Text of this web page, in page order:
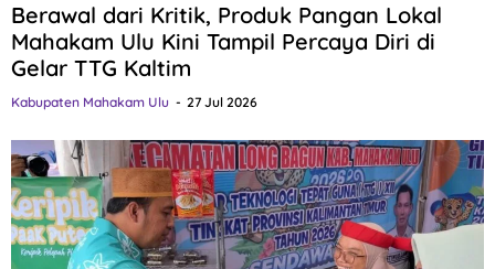
Berawal dari Kritik, Produk Pangan Lokal
Mahakam Ulu Kini Tampil Percaya Diri di
Gelar TTG Kaltim
Kabupaten Mahakam Ulu 27 Jul 2026